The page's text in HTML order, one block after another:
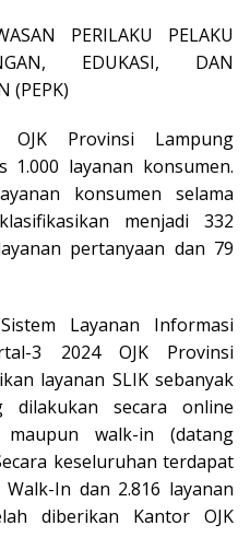
PERILAKU PELAKU
EDUKASI, DAN
(PEPK)
OJK Provinsi Lampung
1.000 layanan konsumen.
konsumen selama
menjadi 332
pertanyaan dan 79
Layanan Informasi
3 2024 OJK Provinsi
layanan SLIK sebanyak
dilakukan secara online
walk-in (datang
keseluruhan terdapat
In dan 2.816 layanan
diberikan Kantor OJK